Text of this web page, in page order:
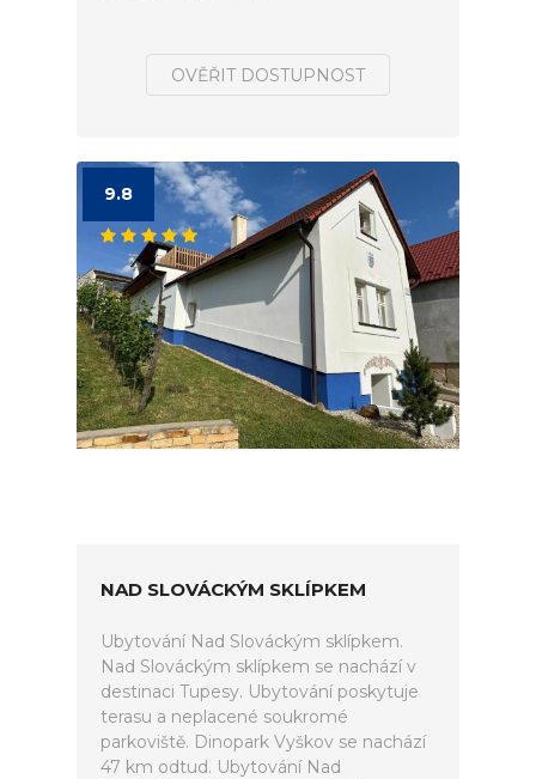
OVĚŘIT DOSTUPNOST
9.8
NAD SLOVÁCKÝM SKLÍPKEM
Ubytování Nad Slováckým sklípkem.
Nad Slováckým sklípkem se nachází v
destinaci Tupesy. Ubytování poskytuje
terasu a neplacené soukromé
parkoviště. Dinopark Vyškov se nachází
47 km odtud. Ubytování Nad